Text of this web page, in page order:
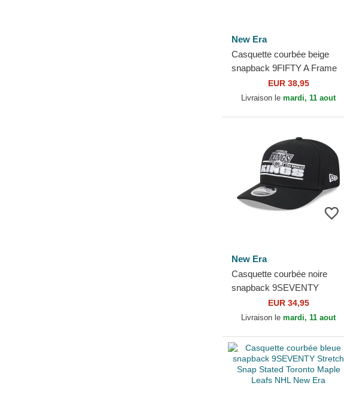
New Era
Casquette courbée beige
snapback 9FIFTY A Frame
Classic Pittsburgh Penguins
NHL New Era
EUR 38,95
Livraison lemardi, 11 aout
New Era
Casquette courbée noire
snapback 9SEVENTY
Stretch Snap Stated Los
Angeles Kings NHL New Era
EUR 34,95
Livraison lemardi, 11 aout